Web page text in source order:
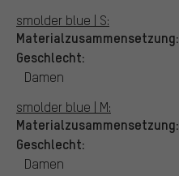
smolder blue | S:
Materialzusammensetzung:
Geschlecht:
Damen
smolder blue | M:
Materialzusammensetzung:
Geschlecht:
Damen